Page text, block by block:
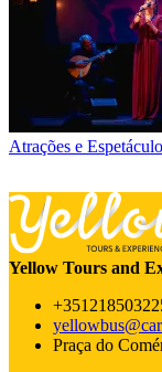
Atrações e
Yellow Tours and
Praça do